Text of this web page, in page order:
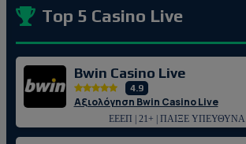
Top 5 Casino Live
Bwin Casino Live
4.9
Αξιολόγηση Bwin Casino Live
ΕΕΕΠ | 21+ | ΠΑΙΞΕ ΥΠΕΥΘΥΝΑ